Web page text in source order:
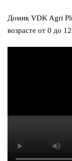
Домик VDK Agri
возрасте от 0 до